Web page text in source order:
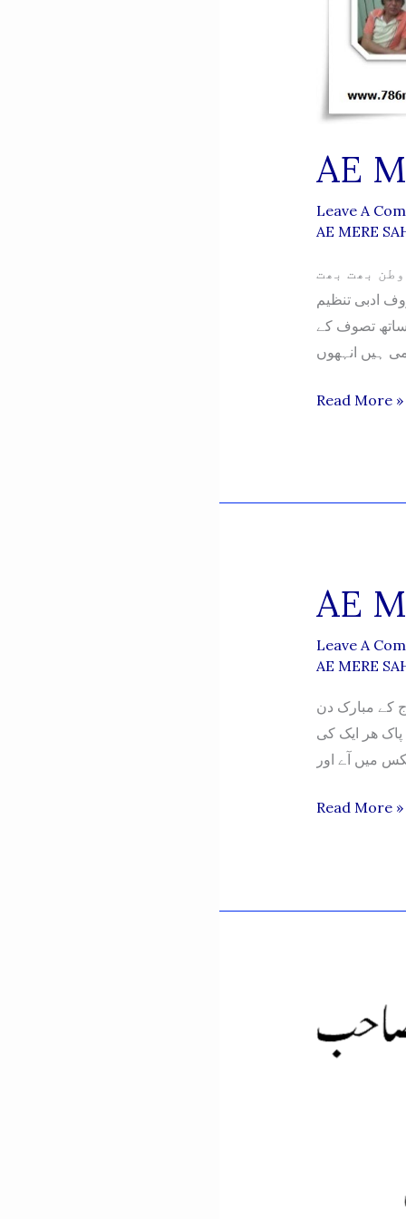
AE
Leave A
AE MERE
بھت بھت
ادبی تنظیم
تصوف کے
AE
16
Read More »
AE
Leave A
AE MERE
آج کے مبارک دن
پاک ھر ایک کی
میں آے اور
AE
16
Read More »